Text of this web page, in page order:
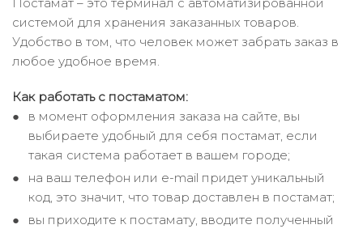
системой для хранения заказанных товаров.
Удобство в том, что человек может забрать заказ в
любое удобное время.
Как работать с постаматом:
в момент оформления заказа на сайте, вы
выбираете удобный для себя постамат, если
такая система работает в вашем городе;
на ваш телефон или e-mail придет уникальный
код, это значит, что товар доставлен в постамат;
вы приходите к постамату, вводите полученный